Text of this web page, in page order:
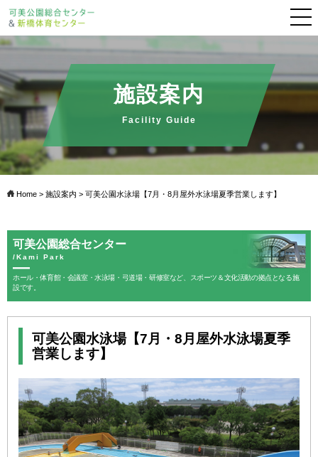
施設案内
Facility Guide
Home > 施設案内 > 可美公園水泳場【7月・8月屋外水泳場夏季営業します】
可美公園総合センター
/Kami Park
ホール・体育館・会議室・水泳場・弓道場・研修室など、スポーツ＆文化活動の拠点となる施
設です。
可美公園水泳場【7月・8月屋外水泳場夏季
営業します】